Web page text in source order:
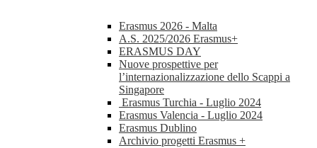
Erasmus 2026 - Malta
A.S. 2025/2026 Erasmus+
ERASMUS DAY
Nuove prospettive per
l’internazionalizzazione dello Scappi a
Singapore
Erasmus Turchia - Luglio 2024
Erasmus Valencia - Luglio 2024
Erasmus Dublino
Archivio progetti Erasmus +